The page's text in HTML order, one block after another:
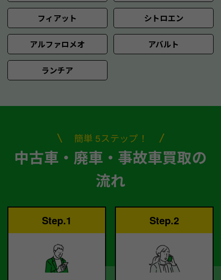
フィアット シトロエン
アルファロメオ アバルト
ランチア
簡単 5ステップ！
中古車・廃車・事故車買取の
流れ
Step.1 Step.2